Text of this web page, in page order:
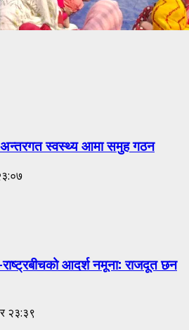
अन्तरगत स्वस्थ्य आमा समुह गठन
आदर्श नमूना: राजदूत छन
२३:३९